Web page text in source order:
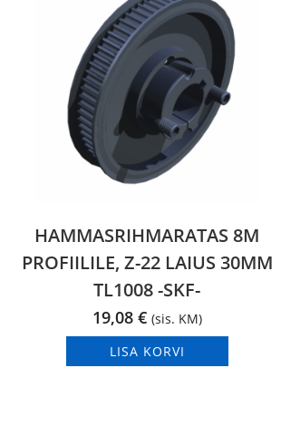
HAMMASRIHMARATAS 8M
PROFIILILE, Z-22 LAIUS 30MM
TL1008 -SKF-
19,08 € (sis. KM)
LISA KORVI